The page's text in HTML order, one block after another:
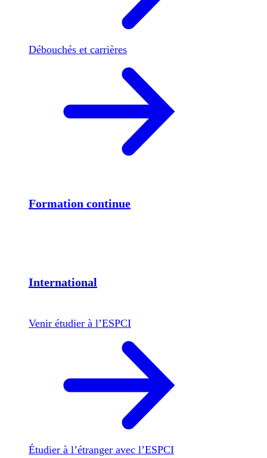
Débouchés et carrières
Formation continue
International
Venir étudier à l’ESPCI
Étudier à l’étranger avec l’ESPCI